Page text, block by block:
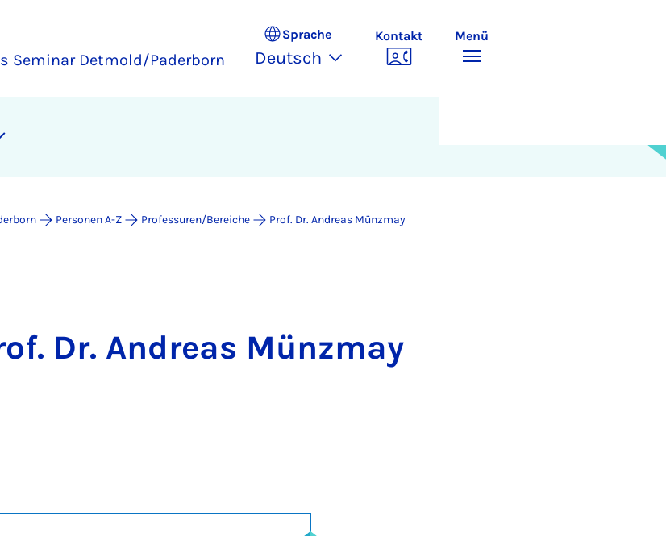
Seminar Detmold/Paderborn
Sprache
Deutsch
Kontakt Menü
Personen A-Z Professuren/Bereiche Prof. Dr. Andreas Münzmay
Dr. Andreas Münzmay